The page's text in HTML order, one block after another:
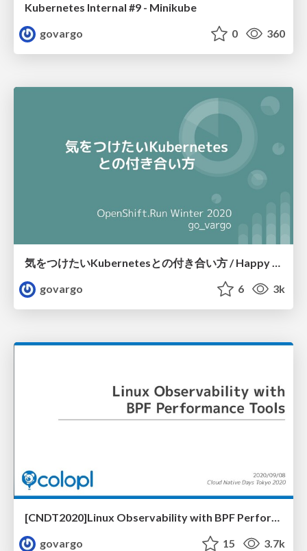
Kubernetes Internal #9 - Minikube
govargo
0 360
govargo
6 3k
[CNDT2020]Linux Observability with BPF Performance Tools
govargo
15 3.7k